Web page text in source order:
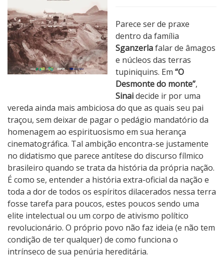
t
e
d
o
M
n
Parece ser de praxe
dentro da família
Sganzerlafalar de âmagos
e núcleos das terras
tupiniquins. Em “O
Desmonte do monte”,
Sinaidecide ir por uma
vereda ainda mais ambiciosa do que as quais seu pai
traçou, sem deixar de pagar o pedágio mandatório da
homenagem ao espirituosismo em sua herança
cinematográfica. Tal ambição encontra-se justamente
no didatismo que parece antítese do discurso fílmico
brasileiro quando se trata da história da própria nação.
É como se, entender a história extra-oficial da nação e
toda a dor de todos os espíritos dilacerados nessa terra
fosse tarefa para poucos, estes poucos sendo uma
elite intelectual ou um corpo de ativismo político
revolucionário. O próprio povo não faz ideia (e não tem
condição de ter qualquer) de como funciona o
intrínseco de sua penúria hereditária.